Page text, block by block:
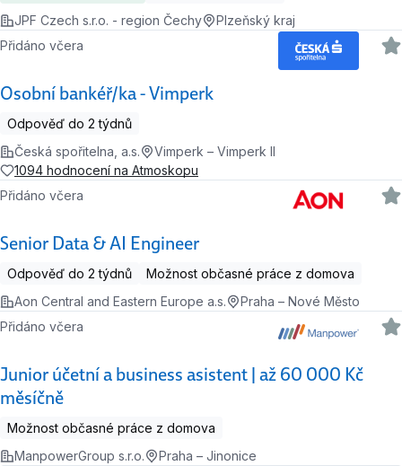
JPF Czech s.r.o. - region Čechy
Plzeňský kraj
Osobní bankéř/ka - Vimperk
Přidáno včera
Odpověď do 2 týdnů
Česká spořitelna, a.s.
Vimperk – Vimperk II
1094 hodnocení na Atmoskopu
Senior Data & AI Engineer
Přidáno včera
Odpověď do 2 týdnů
Možnost občasné práce z domova
Aon Central and Eastern Europe a.s.
Praha – Nové Město
Junior účetní a business asistent | až 60 000 Kč
měsíčně
Přidáno včera
Možnost občasné práce z domova
ManpowerGroup s.r.o.
Praha – Jinonice